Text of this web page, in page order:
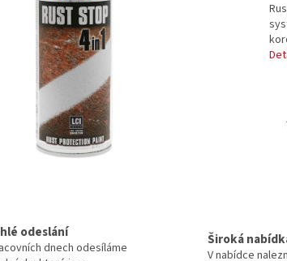
odeslání
dnech odesíláme
Široká
V nabídce